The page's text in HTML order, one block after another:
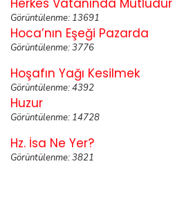
Herkes Vatanında Mutludur
Görüntülenme: 13691
Hoca’nın Eşeği Pazarda
Görüntülenme: 3776
Hoşafın Yağı Kesilmek
Görüntülenme: 4392
Huzur
Görüntülenme: 14728
Hz. İsa Ne Yer?
Görüntülenme: 3821